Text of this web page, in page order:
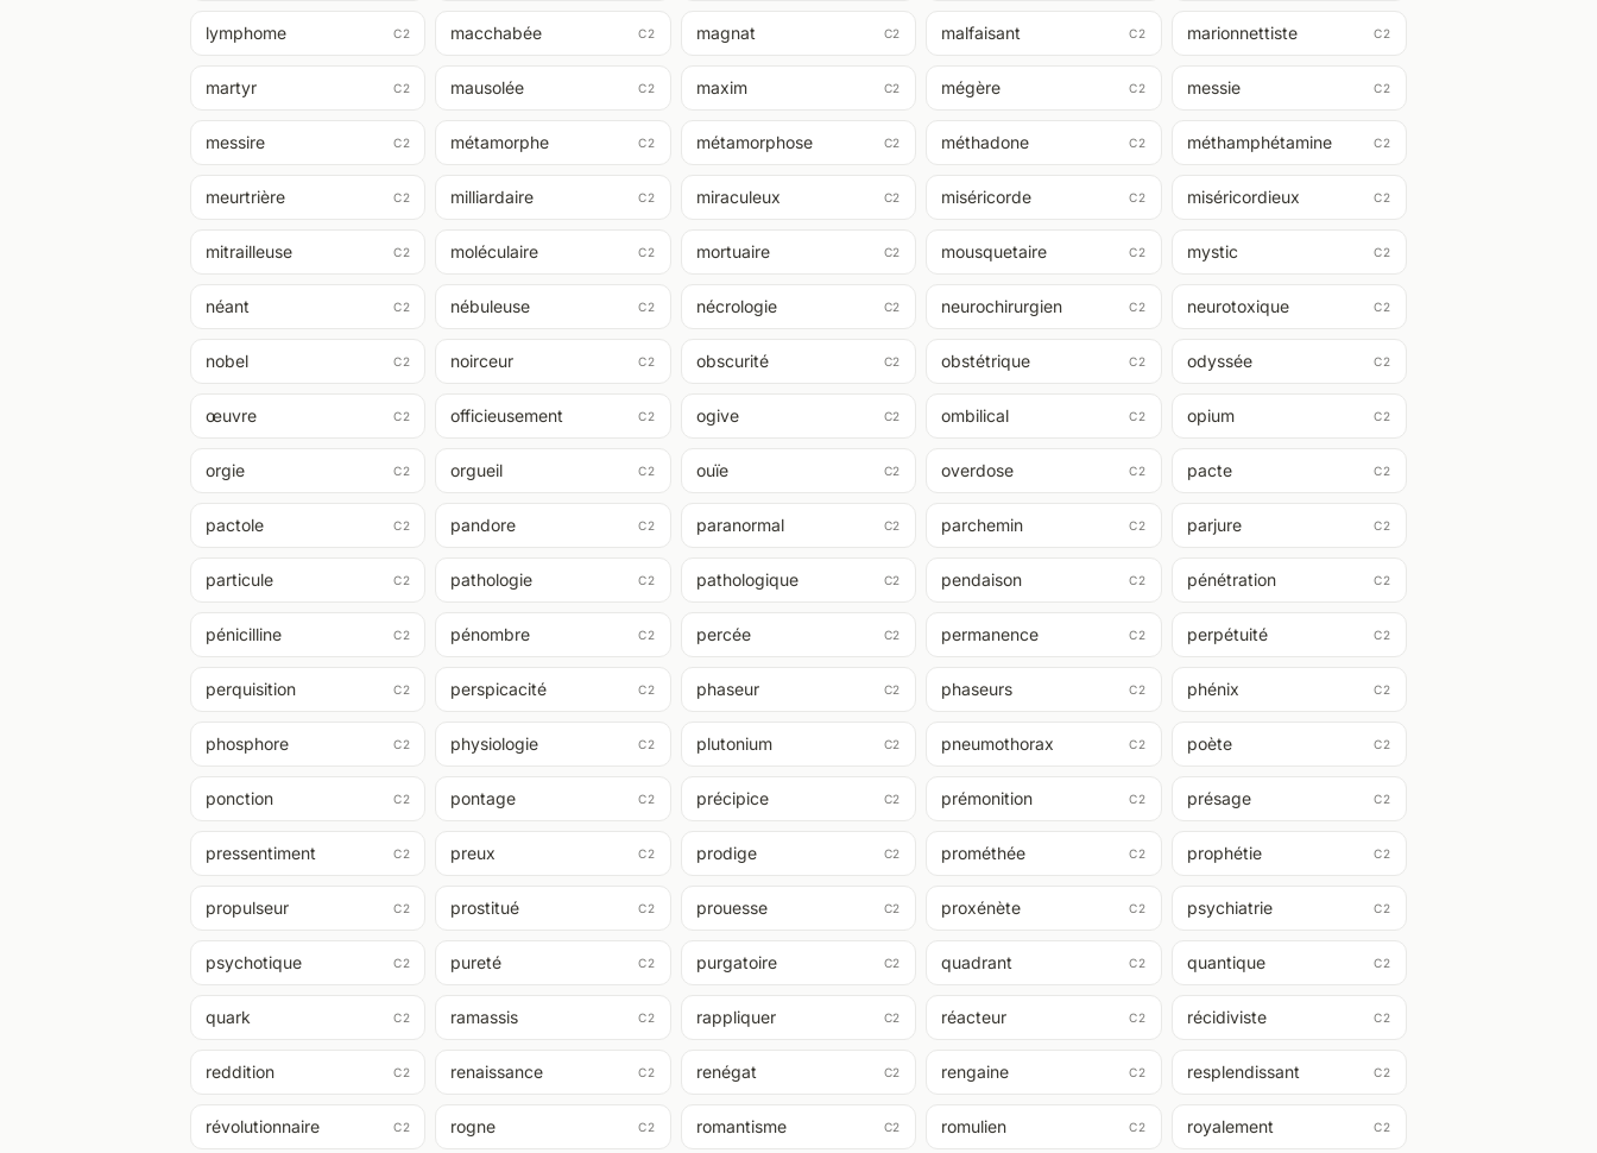
lymphome C2 macchabée C2 magnat C2 malfaisant C2 marionnettiste C2
martyr C2 mausolée C2 maxim C2 mégère C2 messie C2
messire C2 métamorphe C2 métamorphose C2 méthadone C2 méthamphétamine C2
meurtrière C2 milliardaire C2 miraculeux C2 miséricorde C2 miséricordieux C2
mitrailleuse C2 moléculaire C2 mortuaire C2 mousquetaire C2 mystic C2
néant C2 nébuleuse C2 nécrologie C2 neurochirurgien C2 neurotoxique C2
nobel C2 noirceur C2 obscurité C2 obstétrique C2 odyssée C2
œuvre C2 officieusement C2 ogive C2 ombilical C2 opium C2
orgie C2 orgueil C2 ouïe C2 overdose C2 pacte C2
pactole C2 pandore C2 paranormal C2 parchemin C2 parjure C2
particule C2 pathologie C2 pathologique C2 pendaison C2 pénétration C2
pénicilline C2 pénombre C2 percée C2 permanence C2 perpétuité C2
perquisition C2 perspicacité C2 phaseur C2 phaseurs C2 phénix C2
phosphore C2 physiologie C2 plutonium C2 pneumothorax C2 poète C2
ponction C2 pontage C2 précipice C2 prémonition C2 présage C2
pressentiment C2 preux C2 prodige C2 prométhée C2 prophétie C2
propulseur C2 prostitué C2 prouesse C2 proxénète C2 psychiatrie C2
psychotique C2 pureté C2 purgatoire C2 quadrant C2 quantique C2
quark C2 ramassis C2 rappliquer C2 réacteur C2 récidiviste C2
reddition C2 renaissance C2 renégat C2 rengaine C2 resplendissant C2
révolutionnaire C2 rogne C2 romantisme C2 romulien C2 royalement C2